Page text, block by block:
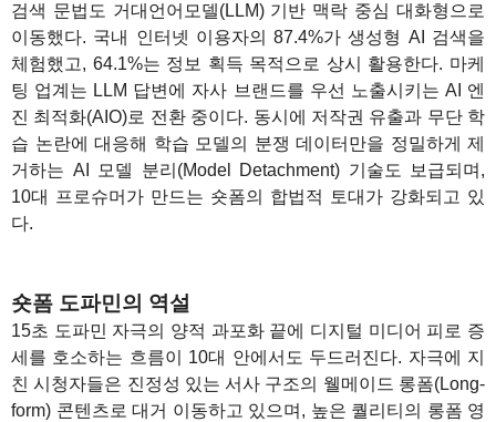
검색 문법도 거대언어모델(LLM) 기반 맥락 중심 대화형으로
이동했다. 국내 인터넷 이용자의 87.4%가 생성형 AI 검색을
체험했고, 64.1%는 정보 획득 목적으로 상시 활용한다. 마케
팅 업계는 LLM 답변에 자사 브랜드를 우선 노출시키는 AI 엔
진 최적화(AIO)로 전환 중이다. 동시에 저작권 유출과 무단 학
습 논란에 대응해 학습 모델의 분쟁 데이터만을 정밀하게 제
거하는 AI 모델 분리(Model Detachment) 기술도 보급되며,
10대 프로슈머가 만드는 숏폼의 합법적 토대가 강화되고 있
다.
숏폼 도파민의 역설
15초 도파민 자극의 양적 과포화 끝에 디지털 미디어 피로 증
세를 호소하는 흐름이 10대 안에서도 두드러진다. 자극에 지
친 시청자들은 진정성 있는 서사 구조의 웰메이드 롱폼(Long-
form) 콘텐츠로 대거 이동하고 있으며, 높은 퀄리티의 롱폼 영